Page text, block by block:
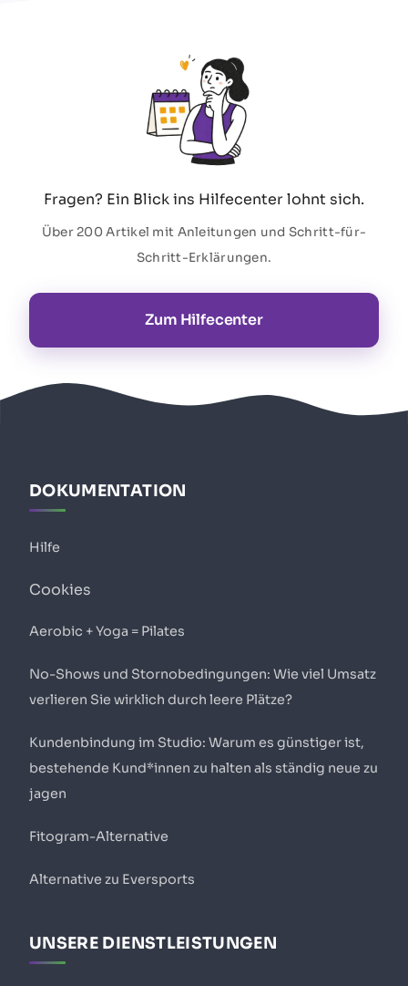
Fragen? Ein Blick ins Hilfecenter lohnt sich.
Über 200 Artikel mit Anleitungen und Schritt-für-
Schritt-Erklärungen.
Zum Hilfecenter
DOKUMENTATION
Hilfe
Cookies
Aerobic + Yoga = Pilates
No-Shows und Stornobedingungen: Wie viel Umsatz
verlieren Sie wirklich durch leere Plätze?
Kundenbindung im Studio: Warum es günstiger ist,
bestehende Kund*innen zu halten als ständig neue zu
jagen
Fitogram-Alternative
Alternative zu Eversports
UNSERE DIENSTLEISTUNGEN